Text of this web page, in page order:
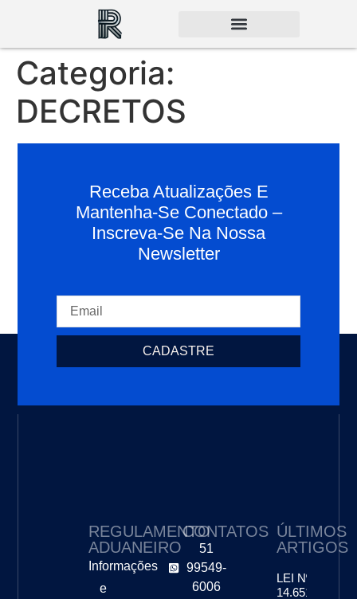
Categoria:
DECRETOS
Receba Atualizações E
Mantenha-Se Conectado –
Inscreva-Se Na Nossa
Newsletter
CADASTRE
REGULAMENTO
ADUANEIRO
Informações
e
CONTATOS
51
99549-
6006
ÚLTIMOS
ARTIGOS
LEI Nº
14.651, DE